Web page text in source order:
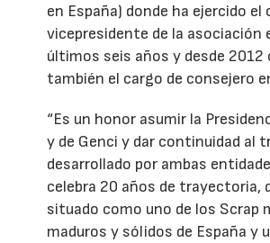
en España) donde ha ejercido el
vicepresidente de la asociación
últimos seis años y desde
también el cargo de consejero
“Es un honor asumir la
y de Genci y dar continuidad al
desarrollado por ambas
celebra 20 años de trayectoria,
situado como uno de los Scrap
maduros y sólidos de España y